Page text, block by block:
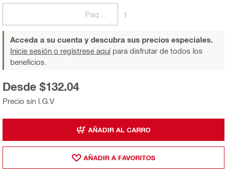
1
Acceda a su cuenta y descubra sus precios especiales.
Inicie sesión o regístrese aquípara disfrutar de todos los
beneficios.
Precio sin I.G.V
Desde $132.04
AÑADIR AL CARRO
AÑADIR A FAVORITOS